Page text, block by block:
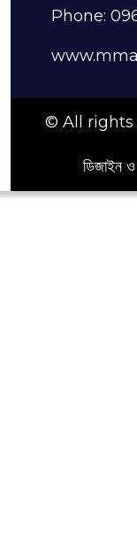
Phone:
© All rights
ডিজাইন ও